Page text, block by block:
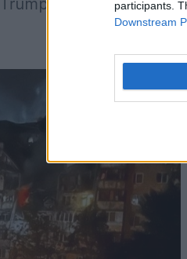
participants.
Downstream
și un avion